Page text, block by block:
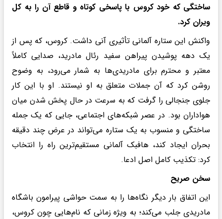
ساختگی که خود کروس با پاسخی کوتاه و قاطع آن را به کل
ویران کرد.
واکنش این ستاره آلمانی تأثیری آنی داشت. کروس، که پس از
یک دهه پوشیدن پیراهن سفید رئال مادرید، صدایی کاملاً
معتبر و محترم برای مادریدی‌ها به شمار می‌رود، به وضوح
روشن کرد که آن جملات متعلق به او نیستند. او با این کار
جلوی جنجالی را گرفت که به سرعت در حال پخش شدن میان
هواداران بود. در عصر شبکه‌های اجتماعی، جایی که یک جمله
ساختگی و منسوب به یک ستاره می‌تواند در عرض چند دقیقه
بحران ایجاد کند، هافبک آلمانی مستقیم‌ترین راه را انتخاب
کرد: تکذیب کامل اصل ادعا.
سخن صریح
این اتفاق بار دیگر نگاه‌ها را به سمت حواشی پیرامون باشگاه
مادریدی جلب می‌کند؛ به ویژه زمانی که نام‌هایی چون کروس،